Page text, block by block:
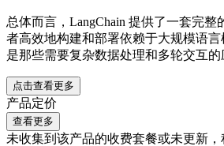
总体而言，LangChain 提供了一套完
者高效地构建和部署依赖于大规模语
是那些需要复杂数据处理和多轮交互的
点击查看更多
产品定价
查看更多
未收集到该产品的收费套餐或未更新